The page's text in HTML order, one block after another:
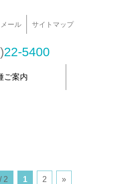
メール サイトマップ
22-5400
ご案内
2 1 2 »